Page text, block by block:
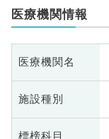
医療機関情報
医療機関名
施設種別
標榜科目